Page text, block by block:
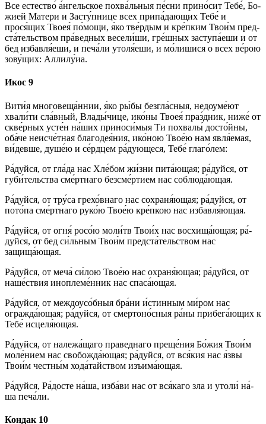
Все ес­тес­тво́ а́н­гель­ское похва́льныя пе́сни прино́сит Те­бе́, Бо­
жией Ма­те­ри и За­сту́п­ни­це всех при­па́­даю­щих Те­бе́ и
прося́щих Твоея́ по́­мо­щи, я́ко тве́рдым и кре́п­ким Тво­и́м пред­
ста́­тель­ством пра́­вед­ных весели́ши, гре́ш­ных заступа́еши и от
бед избавля́еши, и пе­ча́­ли утоля́еши, и мо́лишися о всех ве́­рою
зо­ву́­щих: Алли­лу́иа.
Икос 9
Ви­ти́я мно­го­ве­ща́н­нии, я́ко ры́­бы без­гла́с­ныя, не­до­уме́­ют
хвали́ти сла́в­ный, Вла­ды́­чи­це, ико́­ны Твоея́ праз́дник, ни­же́ от
скве́рных усте́н на́­ших приноси́мыя Ти похвалы́ досто́йны,
оба́­че неисче́тная благодея́ния, ико́­ною Твое́ю нам явля́емая,
ви́­дев­ше, ду­ше́ю и се́рд­цем ра́дующеся, Те­бе́ гла­го́­лем:
Ра́­дуй­ся, от гла́­да нас Хле́бом жи́з­ни пита́ющая; ра́­дуй­ся, от
губи́тельства сме́ртнаго безсме́ртием нас соблюда́ющая.
Ра́­дуй­ся, от тру́­са грехо́внаго нас сохраня́ющая; ра́­дуй­ся, от
по­то́­па сме́ртнаго ру­ко́ю Твое́ю кре́пкою нас из­бав­ля́ю­щая.
Ра́­дуй­ся, от ог­ня́ росо́ю мо­ли́тв Тво­и́х нас восхища́ющая; ра́­
дуй­ся, от бед си́льным Тво­и́м пред­ста́­тель­ством нас
защища́ющая.
Ра́­дуй­ся, от ме­ча́ си́­лою Твое́ю нас охраня́ющая; ра́­дуй­ся, от
на­ше́ст­вия иноплеме́нник нас спа­са́ю­щая.
Ра́­дуй­ся, от меж­до­усо́б­ныя бра́­ни и́стинным ми́­ром нас
огражда́ющая; ра́­дуй­ся, от смер­то­но́с­ныя ра́­ны при­бе­га́ю­щих к
Те­бе́ исцеля́ющая.
Ра́­дуй­ся, от належа́щаго пра­вед­на­го пре­ще́­ния Бо́­жия Тво­и́м
мо­ле́­ни­ем нас свобожда́ющая; ра́­дуй­ся, от вся́­кия нас я́з­вы
Тво­и́м честны́м хо­да́­тай­ством изъима́ющая.
Ра́­дуй­ся, Ра́­дос­те на́­ша, из­ба́­ви нас от вся́­ка­го зла и утоли́ на́­
ша пе­ча́­ли.
Кондак 10